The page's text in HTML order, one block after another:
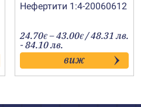
Нефертити 1:4-20060612
24.70€ –43.00€Price
range:
24.70€
through
43.00€
/ 48.31 лв.
- 84.10 лв.
виж